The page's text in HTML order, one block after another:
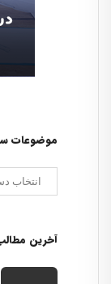
موضوعات
آخرین